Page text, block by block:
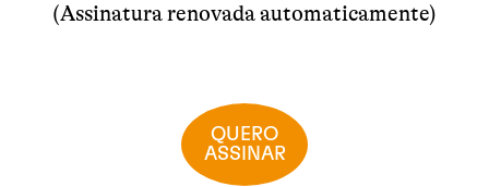
(Assinatura renovada automaticamente)
QUERO
ASSINAR